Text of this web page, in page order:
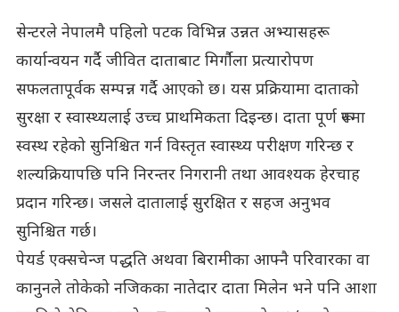
सेन्टरले नेपालमै पहिलो पटक विभिन्न उन्नत अभ्यासहरू
कार्यान्वयन गर्दै जीवित दाताबाट मिर्गौला प्रत्यारोपण
सफलतापूर्वक सम्पन्न गर्दै आएको छ। यस प्रक्रियामा दाताको
सुरक्षा र स्वास्थ्यलाई उच्च प्राथमिकता दिइन्छ। दाता पूर्ण रूपमा
स्वस्थ रहेको सुनिश्चित गर्न विस्तृत स्वास्थ्य परीक्षण गरिन्छ र
शल्यक्रियापछि पनि निरन्तर निगरानी तथा आवश्यक हेरचाह
प्रदान गरिन्छ। जसले दातालाई सुरक्षित र सहज अनुभव
सुनिश्चित गर्छ।
पेयर्ड एक्सचेन्ज पद्धति अथवा बिरामीका आफ्नै परिवारका वा
कानुनले तोकेको नजिकका नातेदार दाता मिलेन भने पनि आशा